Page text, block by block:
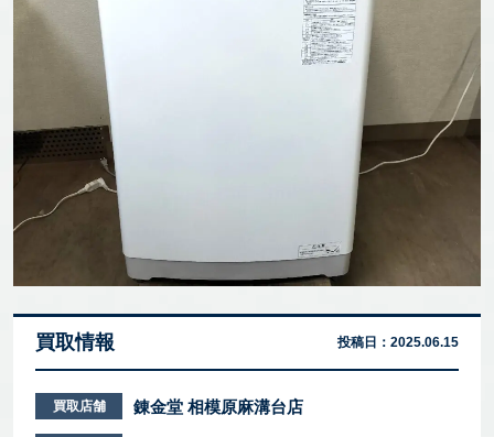
買取情報 投稿日： 2025.06.15
買取店舗 錬金堂 相模原麻溝台店